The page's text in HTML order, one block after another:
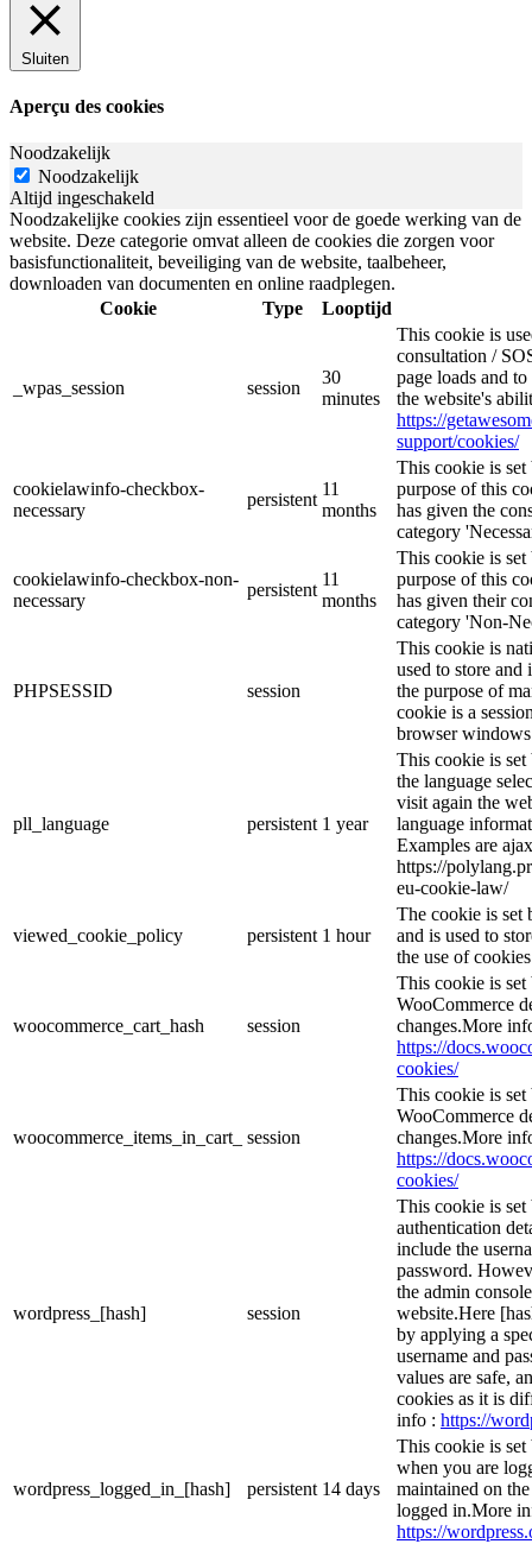
Sluiten
Aperçu des cookies
Noodzakelijk
Noodzakelijk
Altijd ingeschakeld
Noodzakelijke cookies zijn essentieel voor de goede werking van de
website. Deze categorie omvat alleen de cookies die zorgen voor
basisfunctionaliteit, beveiliging van de website, taalbeheer,
downloaden van documenten en online raadplegen.
Cookie
Type Looptijd
_wpas_session session
30
minutes
This cookie is
consultation /
page loads and
the website's
https://
support/cookies/
cookielawinfo-checkbox-
necessary
persistent
11
months
This cookie is
purpose of this
has given the
category
cookielawinfo-checkbox-non-
necessary
persistent
11
months
This cookie is
purpose of this
has given their
category 'Non-
PHPSESSID session
This cookie is
used to store
the purpose of
cookie is a
browser
pll_language persistent 1 year
This cookie is set
the language
visit again the
language
Examples are
https://
eu-cookie-law/
viewed_cookie_policy persistent 1 hour
The cookie is set
and is used to
the use of
woocommerce_cart_hash session
This cookie is set
WooCommerce
changes.More
https://
cookies/
woocommerce_items_in_cart_ session
This cookie is set
WooCommerce
changes.More
https://
cookies/
wordpress_[hash] session
This cookie is set
authentication
include the
password.
the admin
website.Here
by applying a
username and
values are safe,
cookies as it is
info : https://
wordpress_logged_in_[hash] persistent 14 days
This cookie is set
when you are
maintained on
logged in.More
https://